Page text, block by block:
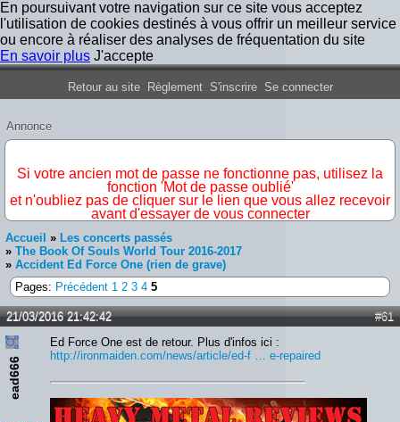
En poursuivant votre navigation sur ce site vous acceptez
l'utilisation de cookies destinés à vous offrir un meilleur service
ou encore à réaliser des analyses de fréquentation du site
En savoir plus J'accepte
Forum Iron Maiden France
Retour au site Règlement S'inscrire Se connecter
Annonce
Si votre ancien mot de passe ne fonctionne pas, utilisez la
fonction 'Mot de passe oublié'
et n'oubliez pas de cliquer sur le lien que vous allez recevoir
avant d'essayer de vous connecter
Accueil » Les concerts passés
» The Book Of Souls World Tour 2016-2017
» Accident Ed Force One (rien de grave)
Pages: Précédent 1 2 3 4 5
#61
21/03/2016 21:42:42
ead666
Ed Force One est de retour. Plus d'infos ici :
http://ironmaiden.com/news/article/ed-f … e-repaired